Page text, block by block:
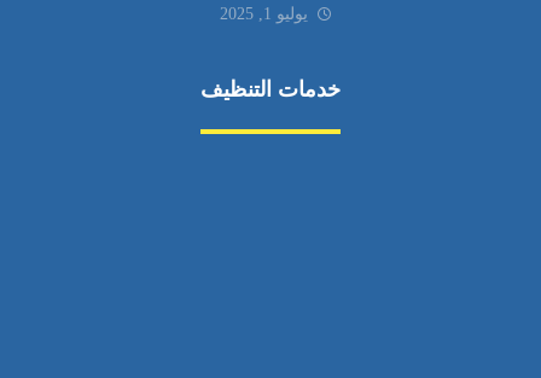
يوليو 1, 2025
خدمات التنظيف